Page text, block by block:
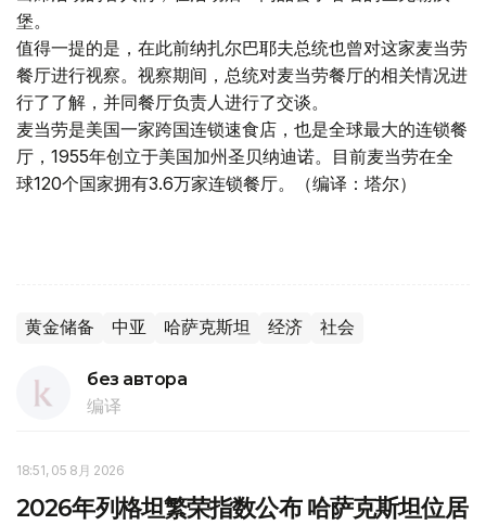
堡。
值得一提的是，在此前纳扎尔巴耶夫总统也曾对这家麦当劳
餐厅进行视察。视察期间，总统对麦当劳餐厅的相关情况进
行了了解，并同餐厅负责人进行了交谈。
麦当劳是美国一家跨国连锁速食店，也是全球最大的连锁餐
厅，1955年创立于美国加州圣贝纳迪诺。目前麦当劳在全
球120个国家拥有3.6万家连锁餐厅。（编译：塔尔）
黄金储备 中亚 哈萨克斯坦 经济 社会
без автора
编译
18:51, 05 8月 2026
2026年列格坦繁荣指数公布 哈萨克斯坦位居